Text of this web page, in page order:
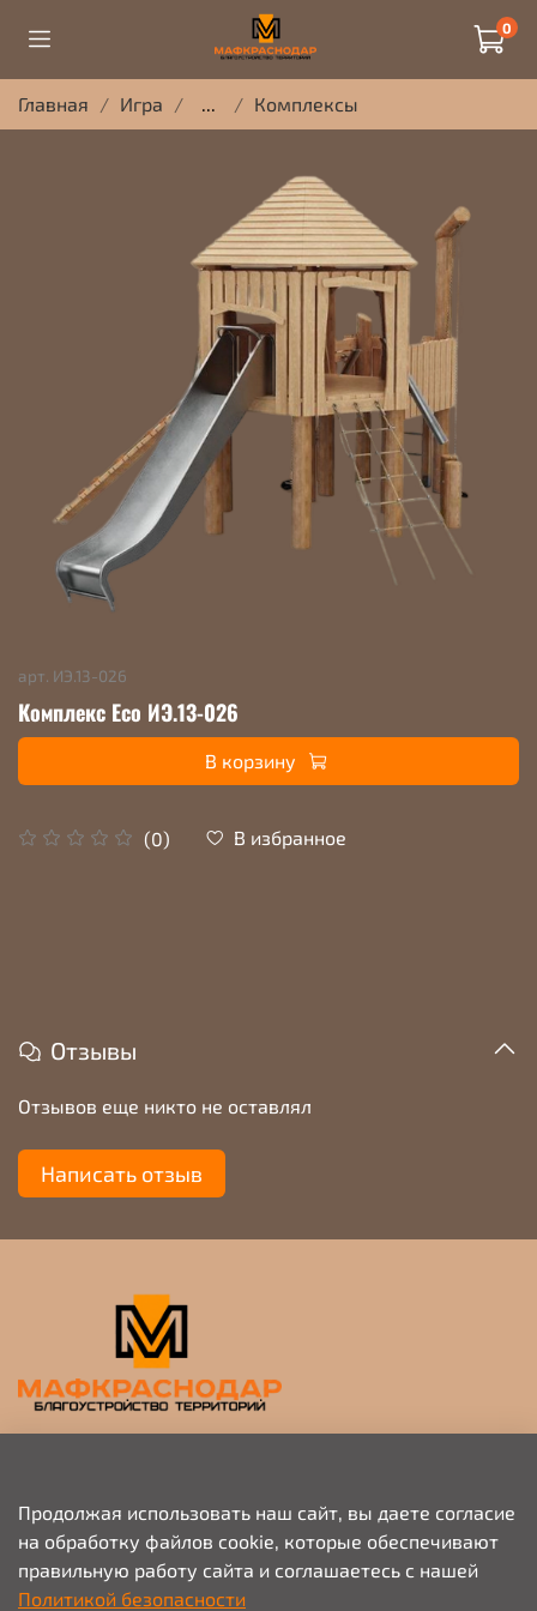
0
Главная Игра ... Комплексы
арт. ИЭ.13-026
Комплекс Eco ИЭ.13-026
(0) В избранное
В корзину
Отзывы
Отзывов еще никто не оставлял
Написать отзыв
+79676703333
info@mafkrasnodar.ru
Продолжая использовать наш сайт, вы даете согласие
на обработку файлов cookie, которые обеспечивают
правильную работу сайта и соглашаетесь с нашей
Политикой безопасности